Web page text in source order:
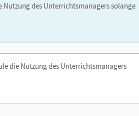
Cornelsen Lernen App.
des Unterrichtsmanagers solange
die Nutzung des Unterrichtsmanagers